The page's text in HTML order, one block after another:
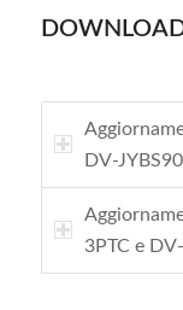
DV-
3PTC e